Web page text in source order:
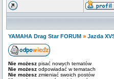
YAMAHA Drag Star FORUM » Jazda
Nie możesz pisać nowych tematów
Nie możesz odpowiadać w tematach
Nie możesz zmieniać swoich postów